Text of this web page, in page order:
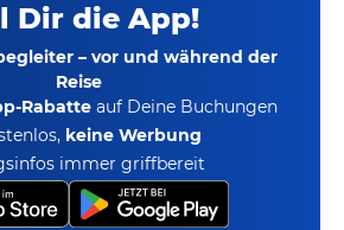
Dir die App!
– vor und während der
Reise
Rabatte auf Deine Buchungen
keine Werbung
immer griffbereit